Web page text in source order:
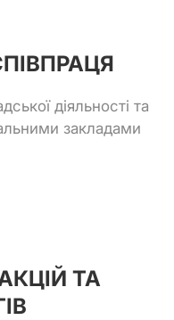
діяльності та
закладами
ТА